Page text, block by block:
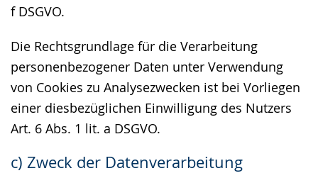
f DSGVO.
Die Rechtsgrundlage für die Verarbeitung
personenbezogener Daten unter Verwendung
von Cookies zu Analysezwecken ist bei Vorliegen
einer diesbezüglichen Einwilligung des Nutzers
Art. 6 Abs. 1 lit. a DSGVO.
c) Zweck der Datenverarbeitung